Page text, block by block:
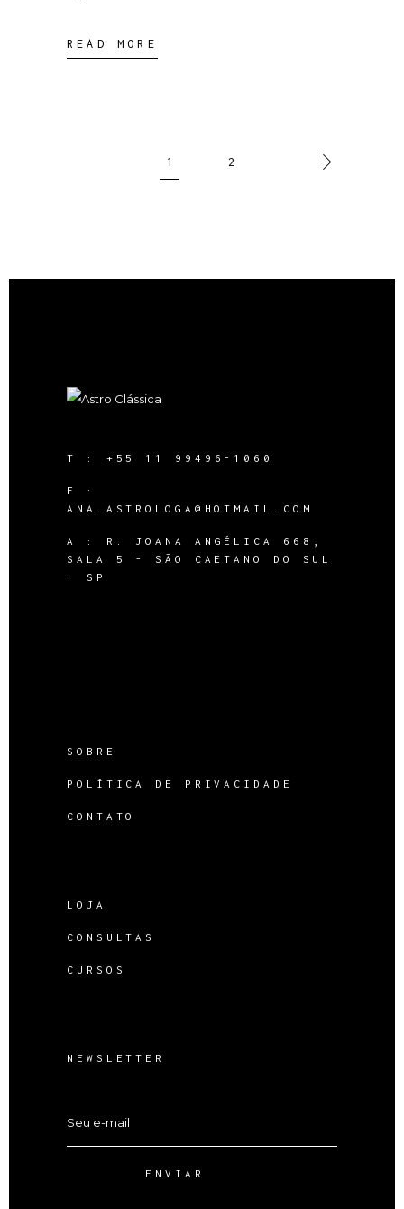
READ MORE
1 2
T : +55 11 99496-1060
E :
ANA.ASTROLOGA@HOTMAIL.COM
A :
R. JOANA ANGÉLICA 668,
SALA 5 - SÃO CAETANO DO SUL
- SP
SOBRE
POLÍTICA DE PRIVACIDADE
CONTATO
LOJA
CONSULTAS
CURSOS
NEWSLETTER
ENVIAR